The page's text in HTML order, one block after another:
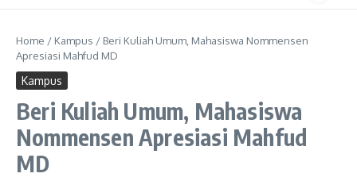
Home / Kampus / Beri Kuliah Umum, Mahasiswa Nommensen
Apresiasi Mahfud MD
Kampus
Beri Kuliah Umum, Mahasiswa
Nommensen Apresiasi Mahfud
MD